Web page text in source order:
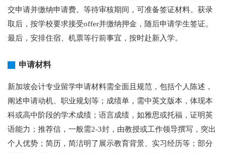
交申请并缴纳申请费。等待审核期间，可准备签证材料。获录
取后，按学校要求接受offer并缴纳押金，随后申请学生签证。
最后，安排住宿、机票等行前事宜，按时赴新入学。
申请材料
新加坡会计专业留学申请材料需全面且规范，包括个人陈述，
阐述申请动机、职业规划等；成绩单，需中英文版本，体现本
科或高中阶段的学术成绩；语言成绩，如雅思或托福，证明英
语能力；推荐信，一般需2-3封，由教授或工作领导撰写，突出
个人优势；简历，简洁明了展示教育背景、实习经历等；部分